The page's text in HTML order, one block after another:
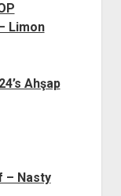
Limon
Ahşap
– Nasty